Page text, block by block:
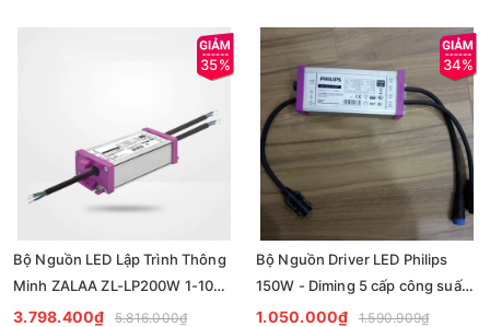
35%
Bộ Nguồn LED Lập Trình Thông
Minh ZALAA ZL-LP200W 1-10V
Chống Nước IP67
3.798.400₫ 5.816.000₫
34%
Bộ Nguồn Driver LED Philips
150W - Diming 5 cấp công suất
cho đèn đường
1.050.000₫ 1.590.909₫